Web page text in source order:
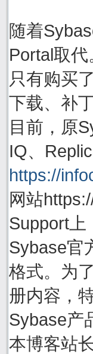
随着
Portal取代
只有购买
下载、补
目前，原
IQ、
https://
网站
Support上
Sybase官
格式。为
册内容，
Sybase产
本博客站